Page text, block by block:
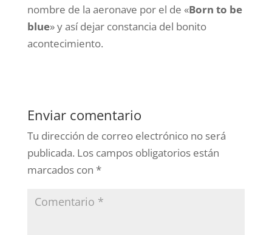
nombre de la aeronave por el de «Born to be
blue» y así dejar constancia del bonito
acontecimiento.
Enviar comentario
Tu dirección de correo electrónico no será
publicada. Los campos obligatorios están
marcados con *